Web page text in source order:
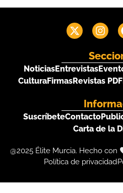
NoticiasEntrevistas
CulturaFirmasRevistas PDF
SuscríbeteContacto
Carta de la
@2025 Élite Murcia. Hecho con
Política de privacidad